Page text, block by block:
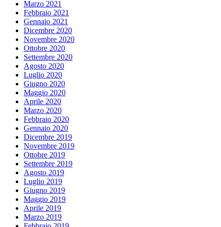
Marzo 2021
Febbraio 2021
Gennaio 2021
Dicembre 2020
Novembre 2020
Ottobre 2020
Settembre 2020
Agosto 2020
Luglio 2020
Giugno 2020
Maggio 2020
Aprile 2020
Marzo 2020
Febbraio 2020
Gennaio 2020
Dicembre 2019
Novembre 2019
Ottobre 2019
Settembre 2019
Agosto 2019
Luglio 2019
Giugno 2019
Maggio 2019
Aprile 2019
Marzo 2019